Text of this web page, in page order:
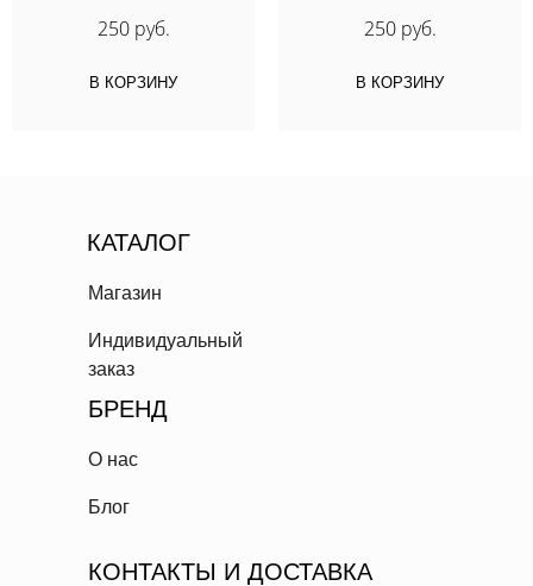
250 руб.
В КОРЗИНУ
250 руб.
В КОРЗИНУ
КАТАЛОГ
БРЕНД
КОНТАКТЫ И ДОСТАВКА
Магазин
Индивидуальный
заказ
О нас
Блог